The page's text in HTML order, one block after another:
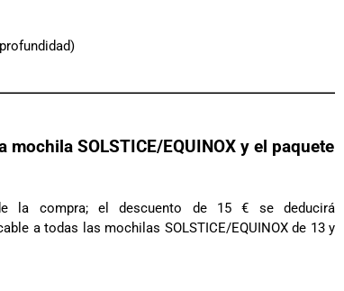
mochila SOLSTICE/EQUINOX y el paquete
la compra; el descuento de 15 € se deducirá
a todas las mochilas SOLSTICE/EQUINOX de 13 y